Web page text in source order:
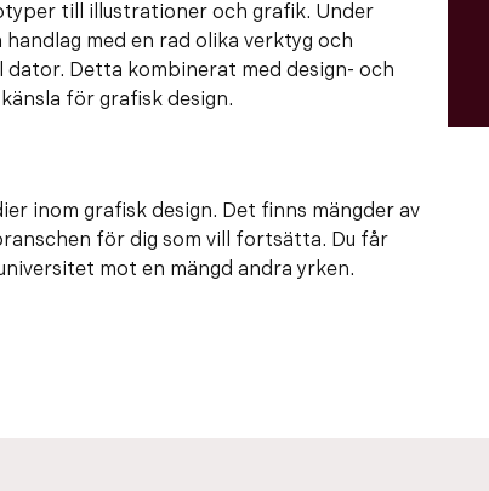
till illustrationer och grafik. Under
med en rad olika verktyg och
Detta kombinerat med design- och
för grafisk design.
inom grafisk design. Det finns mängder av
för dig som vill fortsätta. Du får
mot en mängd andra yrken.